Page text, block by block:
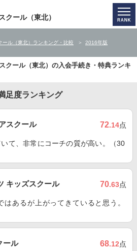
クール（東北）
ール（東北）ランキング・比較
2016年版
クール（東北）の入会手続き・特典ランキ
足度ランキング
スクール 72.14点
て、非常にコーチの質が高い。（30
キッズスクール 70.63点
あるが上がってきていると思う。
ール 68.12点